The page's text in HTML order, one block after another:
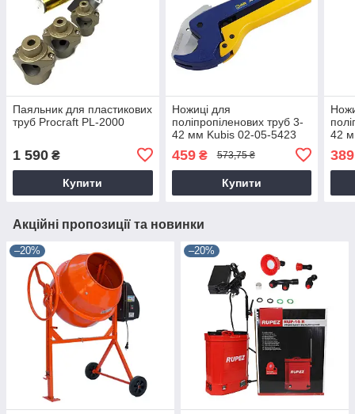
Паяльник для пластикових
труб Procraft PL-2000
1 590 ₴
Купити
Ножиці для
поліпропіленових труб 3-
42 мм Kubis 02-05-5423
459₴ 573,75 ₴
Купити
42
389
Акційні пропозиції та новинки
–20% –20%